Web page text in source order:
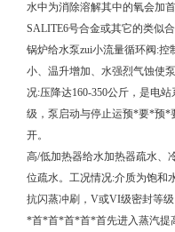
水中为消除溶解其中的氧会加
SALITE6号合金或其它的类似
锅炉给水泵zui小流量循环阀:
小、温升增加、水强烈气蚀使
况:压降达160-350公斤，是电
级，泵启动与停止运预*要*预*
开。
高/低加热器给水加热器疏水、
位疏水。工况情况:介质为饱和
抗闪蒸冲刷，V或VI级密封等
*首*首*首*首*首先进入蒸汽提